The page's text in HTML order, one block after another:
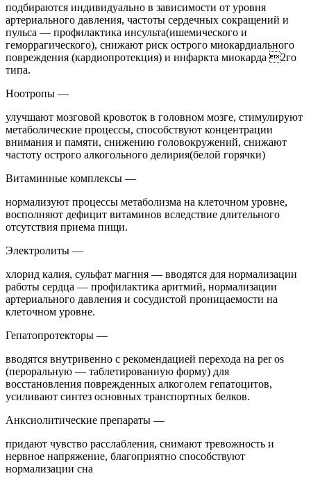
подбираются индивидуально в зависимости от уровня
артериального давления, частоты сердечных сокращений и
пульса — профилактика инсульта(ишемического и
геморрагического), снижают риск острого миокардиального
повреждения (кардиопротекция) и инфаркта миокарда 2го
типа.
Ноотропы —
улучшают мозговой кровоток в головном мозге, стимулируют
метаболические процессы, способствуют концентрации
внимания и памяти, снижению головокружений, снижают
частоту острого алкогольного делирия(белой горячки)
Витаминные комплексы —
нормализуют процессы метаболизма на клеточном уровне,
восполняют дефицит витаминов вследствие длительного
отсутствия приема пищи.
Электролиты —
хлорид калия, сульфат магния — вводятся для нормализации
работы сердца — профилактика аритмий, нормализации
артериального давления и сосудистой проницаемости на
клеточном уровне.
Гепатопротекторы —
вводятся внутривенно с рекомендацией перехода на per os
(пероральную — таблетированную форму) для
восстановления поврежденных алкоголем гепатоцитов,
усиливают синтез основных транспортных белков.
Анксиолитические препараты —
придают чувство расслабления, снимают тревожность и
нервное напряжение, благоприятно способствуют
нормализации сна